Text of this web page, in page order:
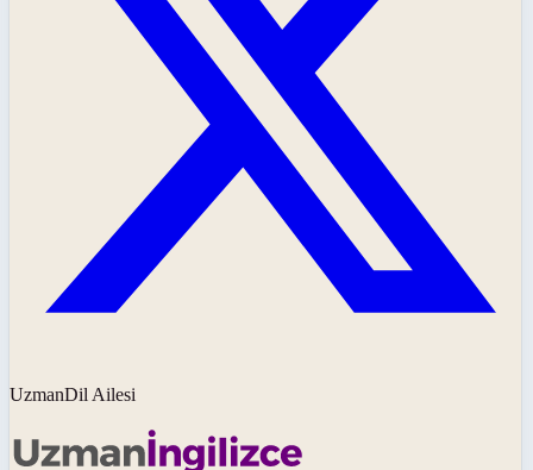
UzmanDil Ailesi